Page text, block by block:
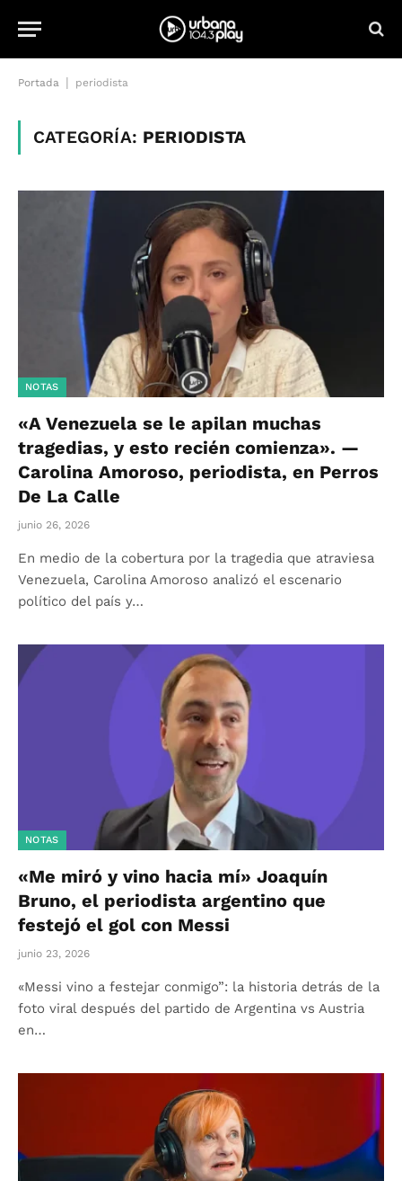
Portada periodista
CATEGORÍA: PERIODISTA
NOTAS
«A Venezuela se le apilan muchas
tragedias, y esto recién comienza». —
Carolina Amoroso, periodista, en Perros
De La Calle
junio 26, 2026
En medio de la cobertura por la tragedia que atraviesa
Venezuela, Carolina Amoroso analizó el escenario
político del país y…
NOTAS
«Me miró y vino hacia mí» Joaquín
Bruno, el periodista argentino que
festejó el gol con Messi
junio 23, 2026
«Messi vino a festejar conmigo”: la historia detrás de la
foto viral después del partido de Argentina vs Austria
en…